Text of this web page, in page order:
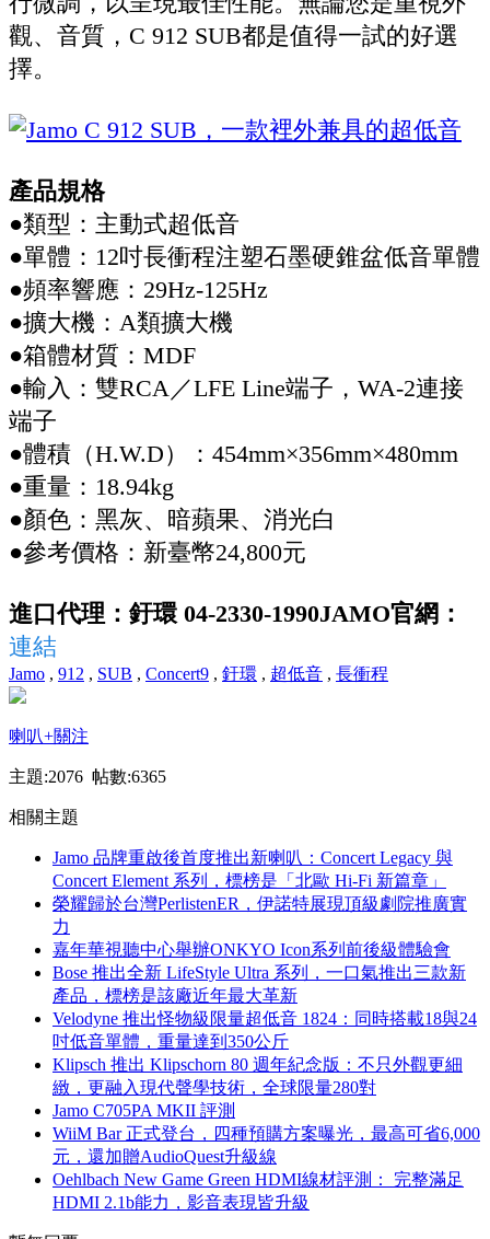
觀、音質，C 912 SUB都是值得一試的好選
擇。
產品規格
●類型：主動式超低音
●單體：12吋長衝程注塑石墨硬錐盆低音單體
●頻率響應：29Hz-125Hz
●擴大機：A類擴大機
●箱體材質：MDF
●輸入：雙RCA／LFE Line端子，WA-2連接
端子
●體積（H.W.D）：454mm×356mm×480mm
●重量：18.94kg
●顏色：黑灰、暗蘋果、消光白
●參考價格：新臺幣24,800元
進口代理：釪環 04-2330-1990JAMO官網：
連結
Jamo , 912 , SUB , Concert9 , 釪環 , 超低音 , 長衝程
喇叭+關注
主題:2076 帖數:6365
相關主題
Jamo 品牌重啟後首度推出新喇叭：Concert Legacy 與
Concert Element 系列，標榜是「北歐 Hi-Fi 新篇章」
榮耀歸於台灣PerlistenER，伊諾特展現頂級劇院推廣實
力
嘉年華視聽中心舉辦ONKYO Icon系列前後級體驗會
Bose 推出全新 LifeStyle Ultra 系列，一口氣推出三款新
產品，標榜是該廠近年最大革新
Velodyne 推出怪物級限量超低音 1824：同時搭載18與24
吋低音單體，重量達到350公斤
Klipsch 推出 Klipschorn 80 週年紀念版：不只外觀更細
緻，更融入現代聲學技術，全球限量280對
Jamo C705PA MKII 評測
WiiM Bar 正式登台，四種預購方案曝光，最高可省6,000
元，還加贈AudioQuest升級線
Oehlbach New Game Green HDMI線材評測： 完整滿足
HDMI 2.1b能力，影音表現皆升級